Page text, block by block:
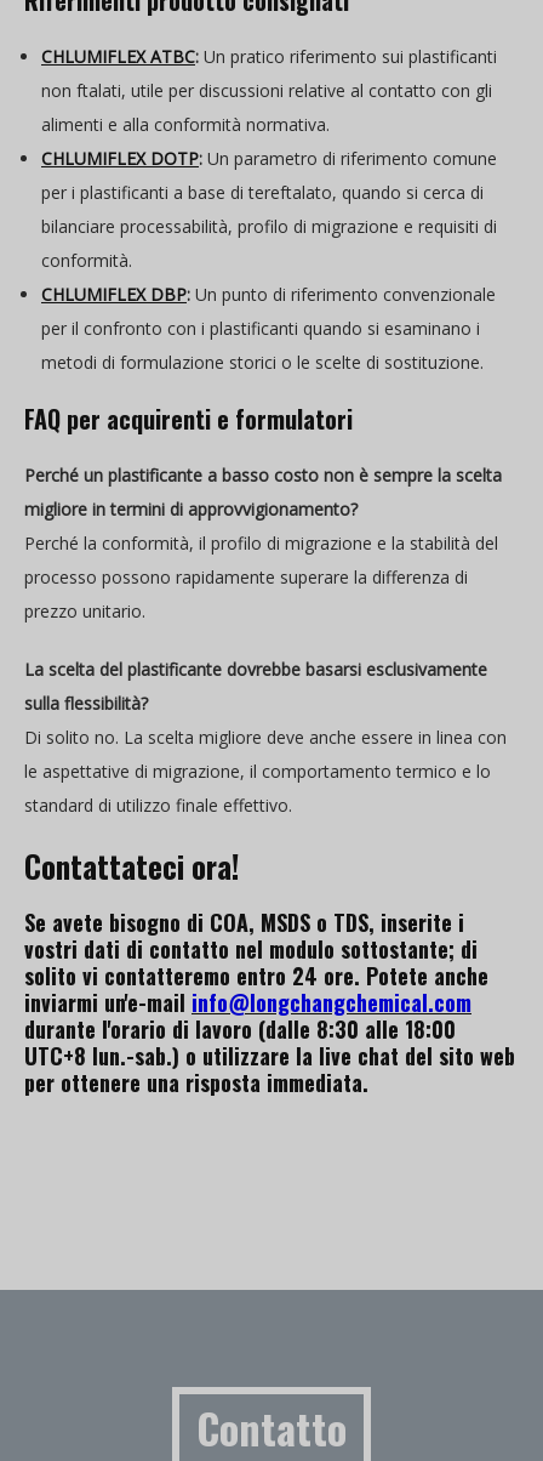
CHLUMIFLEX ATBC: Un pratico riferimento sui plastificanti
non ftalati, utile per discussioni relative al contatto con gli
alimenti e alla conformità normativa.
CHLUMIFLEX DOTP: Un parametro di riferimento comune
per i plastificanti a base di tereftalato, quando si cerca di
bilanciare processabilità, profilo di migrazione e requisiti di
conformità.
CHLUMIFLEX DBP: Un punto di riferimento convenzionale
per il confronto con i plastificanti quando si esaminano i
metodi di formulazione storici o le scelte di sostituzione.
FAQ per acquirenti e formulatori
Perché un plastificante a basso costo non è sempre la scelta
migliore in termini di approvvigionamento?
Perché la conformità, il profilo di migrazione e la stabilità del
processo possono rapidamente superare la differenza di
prezzo unitario.
La scelta del plastificante dovrebbe basarsi esclusivamente
sulla flessibilità?
Di solito no. La scelta migliore deve anche essere in linea con
le aspettative di migrazione, il comportamento termico e lo
standard di utilizzo finale effettivo.
Contattateci ora!
Se avete bisogno di COA, MSDS o TDS, inserite i
vostri dati di contatto nel modulo sottostante; di
solito vi contatteremo entro 24 ore. Potete anche
inviarmi un'e-mail info@longchangchemical.com
durante l'orario di lavoro (dalle 8:30 alle 18:00
UTC+8 lun.-sab.) o utilizzare la live chat del sito web
per ottenere una risposta immediata.
Contatto